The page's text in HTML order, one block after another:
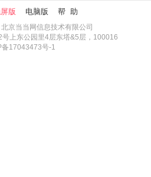
版 电脑版 帮 助
京当当网信息技术有限公司
上东公园里4层东塔&5层，100016
备17043473号-1